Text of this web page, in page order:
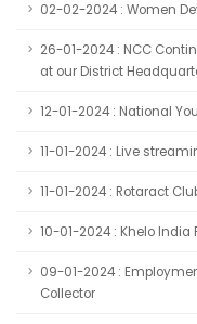
02-02-2024 : Women
26-01-2024 : NCC
at our District
12-01-2024 : National
11-01-2024 : Live
11-01-2024 : Rotaract
10-01-2024 : Khelo India
09-01-2024 :
Collector